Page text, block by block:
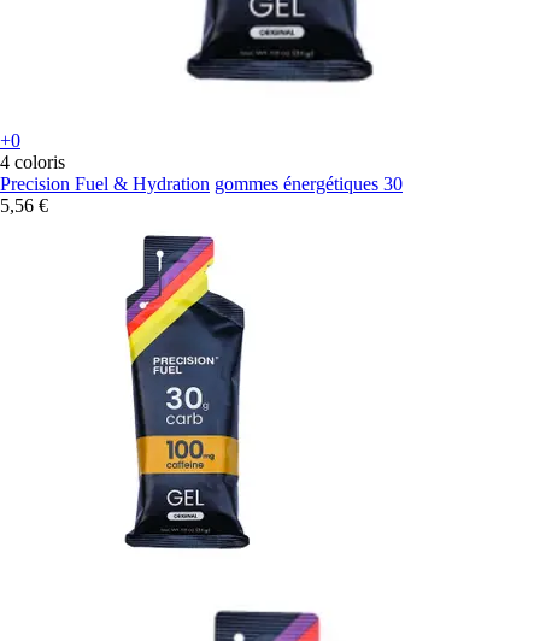
+0
4 coloris
Precision Fuel & Hydration gommes énergétiques 30
5,56 €